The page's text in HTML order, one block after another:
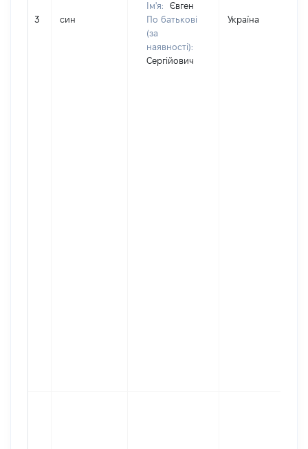
3 син
Ім'я:
Євген
По батькові
(за
наявності):
Сергійович
Україна